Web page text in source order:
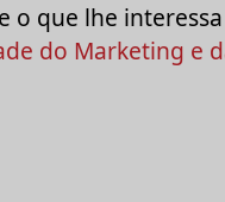
o que lhe interessa
do Marketing e